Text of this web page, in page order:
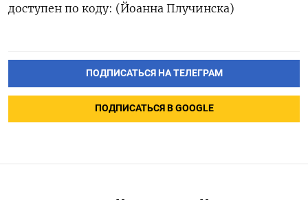
доступен по коду: (Йоанна Плучинска)
ПОДПИСАТЬСЯ НА ТЕЛЕГРАМ
ПОДПИСАТЬСЯ В GOOGLE